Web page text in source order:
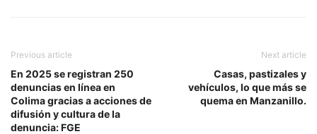
Previous article
En 2025 se registran 250
denuncias en línea en
Colima gracias a acciones de
difusión y cultura de la
denuncia: FGE
Next article
Casas, pastizales y
vehículos, lo que más se
quema en Manzanillo.